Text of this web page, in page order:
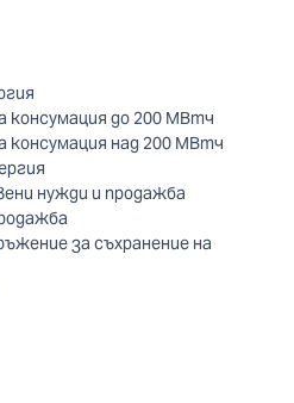
консумация до 200 МВтч
консумация над 200 МВтч
нужди и продажба
за съхранение на